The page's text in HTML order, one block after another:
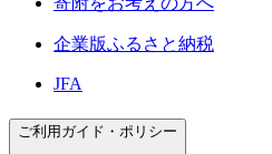
企業版ふるさと納税
JFA
ご利用ガイド・ポリシー